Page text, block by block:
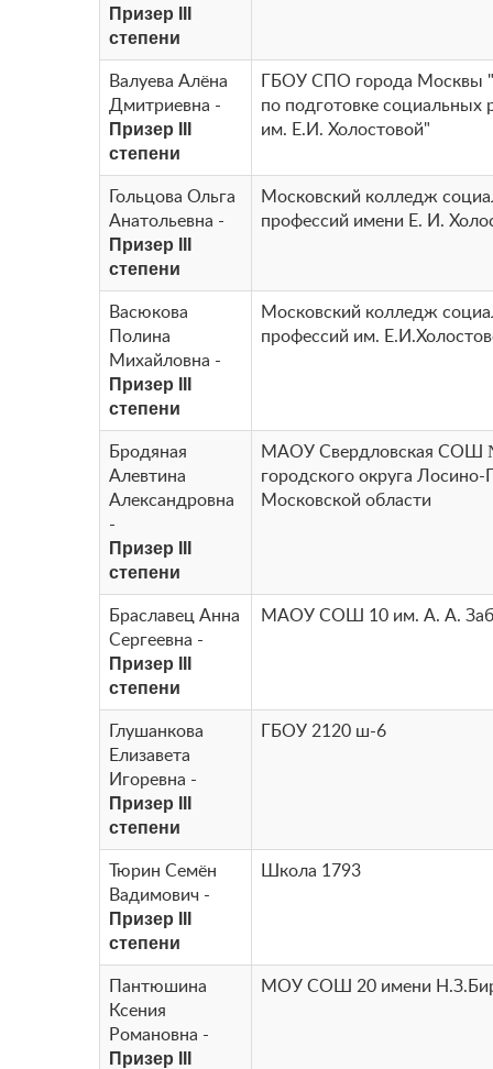
Призер III
степени
Валуева Алёна
Дмитриевна -
Призер III
степени
ГБОУ СПО города Москвы
по подготовке социальных
им. Е.И. Холостовой"
Гольцова Ольга
Анатольевна -
Призер III
степени
Московский колледж
профессий имени Е. И.
Васюкова
Полина
Михайловна -
Призер III
степени
Московский колледж
профессий им.
Бродяная
Алевтина
Александровна
-
Призер III
степени
МАОУ Свердловская СОШ
городского округа Лосино-
Московской области
Браславец Анна
Сергеевна -
Призер III
степени
МАОУ СОШ 10 им. А. А.
Глушанкова
Елизавета
Игоревна -
Призер III
степени
ГБОУ 2120 ш-6
Тюрин Семён
Вадимович -
Призер III
степени
Школа 1793
Пантюшина
Ксения
Романовна -
Призер III
МОУ СОШ 20 имени